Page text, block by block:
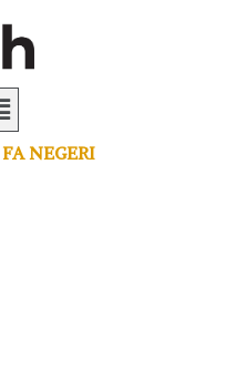
FA NEGERI